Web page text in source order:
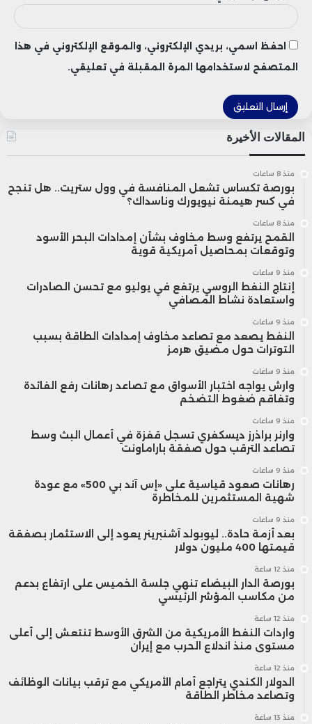
احفظ اسمي، بريدي الإلكتروني، والموقع الإلكتروني في هذا
المتصفح لاستخدامها المرة المقبلة في تعليقي.
المقالات الأخيرة
منذ 8 ساعات
بورصة تكساس تشعل المنافسة في وول ستريت.. هل تنجح
في كسر هيمنة نيويورك وناسداك؟
منذ 8 ساعات
القمح يرتفع وسط مخاوف بشأن إمدادات البحر الأسود
وتوقعات بمحاصيل أمريكية قوية
منذ 9 ساعات
إنتاج النفط الروسي يرتفع في يوليو مع تحسن الصادرات
واستعادة نشاط المصافي
منذ 9 ساعات
النفط يصعد مع تصاعد مخاوف إمدادات الطاقة بسبب
التوترات حول مضيق هرمز
منذ 9 ساعات
وارش يواجه اختبار الأسواق مع تصاعد رهانات رفع الفائدة
وتفاقم ضغوط التضخم
منذ 9 ساعات
وارنر براذرز ديسكفري تسجل قفزة في أعمال البث وسط
تصاعد الترقب حول صفقة باراماونت
منذ 9 ساعات
رهانات صعود قياسية على «إس آند بي 500» مع عودة
شهية المستثمرين للمخاطرة
منذ 9 ساعات
بعد أزمة حادة.. ليوبولد آشنبرينر يعود إلى الاستثمار بصفقة
قيمتها 400 مليون دولار
منذ 12 ساعة
بورصة الدار البيضاء تنهي جلسة الخميس على ارتفاع بدعم
من مكاسب المؤشر الرئيسي
منذ 12 ساعة
واردات النفط الأمريكية من الشرق الأوسط تنتعش إلى أعلى
مستوى منذ اندلاع الحرب مع إيران
منذ 12 ساعة
الدولار الكندي يتراجع أمام الأمريكي مع ترقب بيانات الوظائف
وتصاعد مخاطر الطاقة
منذ 13 ساعة